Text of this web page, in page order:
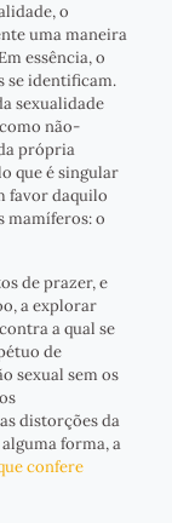
o
uma maneira
essência, o
se identificam.
sexualidade
não-
própria
que é singular
favor daquilo
mamíferos: o
de prazer, e
a explorar
a qual se
de
sexual sem os
distorções da
forma, a
confere